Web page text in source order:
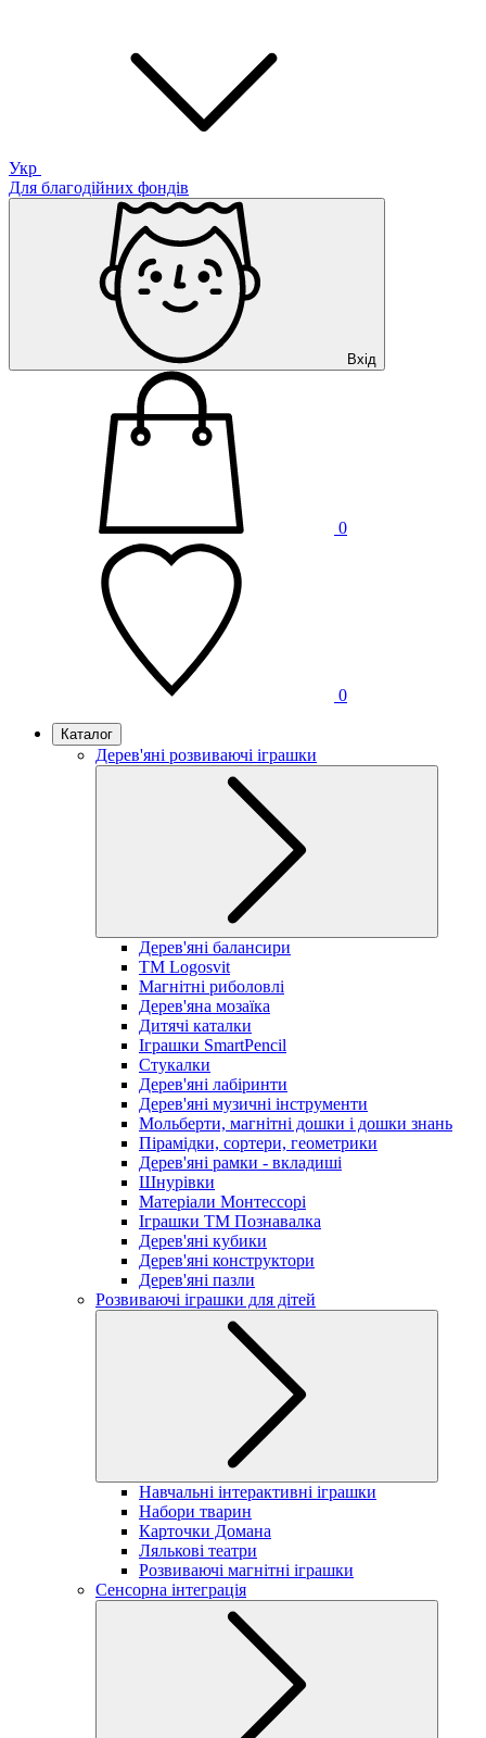
Укр
Для благодійних фондів
Вхід
0
0
Каталог
Дерев'яні розвиваючі іграшки
Дерев'яні балансири
TM Logosvit
Магнітні риболовлі
Дерев'яна мозаїка
Дитячі каталки
Іграшки SmartPencil
Стукалки
Дерев'яні лабіринти
Дерев'яні музичні інструменти
Мольберти, магнітні дошки і дошки знань
Пірамідки, сортери, геометрики
Дерев'яні рамки - вкладиші
Шнурівки
Матеріали Монтессорі
Іграшки ТМ Познавалка
Дерев'яні кубики
Дерев'яні конструктори
Дерев'яні пазли
Розвиваючі іграшки для дітей
Навчальні інтерактивні іграшки
Набори тварин
Карточки Домана
Лялькові театри
Розвиваючі магнітні іграшки
Сенсорна інтеграція